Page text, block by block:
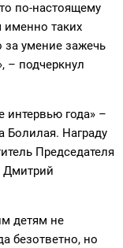
по-настоящему
именно таких
умение зажечь
– подчеркнул
года» –
Награду
Председателя
Дмитрий
детям не
безответно, но